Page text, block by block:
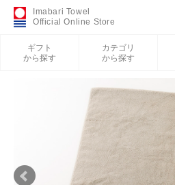
Imabari Towel
Official Online Store
ギフト
から探す
カテゴリ
から探す
ギフトから探す
カテゴリから探す